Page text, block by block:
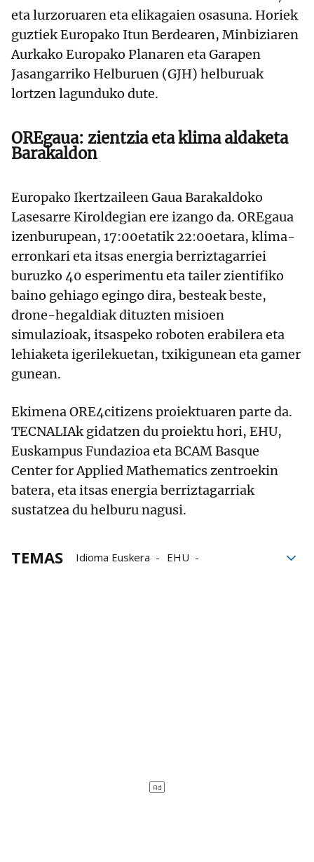
eta lurzoruaren eta elikagaien osasuna. Horiek
guztiek Europako Itun Berdearen, Minbiziaren
Aurkako Europako Planaren eta Garapen
Jasangarriko Helburuen (GJH) helburuak
lortzen lagunduko dute.
OREgaua: zientzia eta klima aldaketa
Barakaldon
Europako Ikertzaileen Gaua Barakaldoko
Lasesarre Kiroldegian ere izango da. OREgaua
izenburupean, 17:00etatik 22:00etara, klima-
erronkari eta itsas energia berriztagarriei
buruzko 40 esperimentu eta tailer zientifiko
baino gehiago egingo dira, besteak beste,
drone-hegaldiak dituzten misioen
simulazioak, itsaspeko roboten erabilera eta
lehiaketa igerilekuetan, txikigunean eta gamer
gunean.
Ekimena ORE4citizens proiektuaren parte da.
TECNALIAk gidatzen du proiektu hori, EHU,
Euskampus Fundazioa eta BCAM Basque
Center for Applied Mathematics zentroekin
batera, eta itsas energia berriztagarriak
sustatzea du helburu nagusi.
TEMAS Idioma Euskera
EHU